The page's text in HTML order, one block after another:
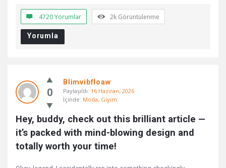
4720 Yorumlar 2k Görüntülenme
Yorumla
0
Blimvibfloaw
Paylaşıldı: 16 Haziran, 2026
İçinde: Moda, Giyim
Hey, buddy, check out this brilliant article —
it’s packed with mind-blowing design and
totally worth your time!